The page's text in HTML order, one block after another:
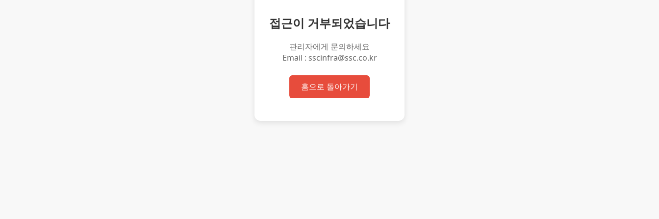
접근이 거부되었습니다
관리자에게 문의하세요
Email : sscinfra@ssc.co.kr
홈으로 돌아가기